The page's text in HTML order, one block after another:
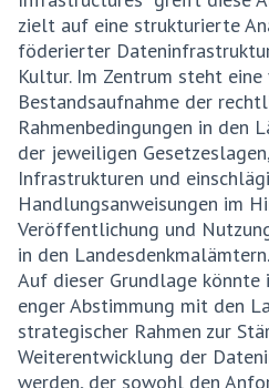
zielt auf eine strukturierte
föderierter
Kultur. Im Zentrum steht
Bestandsaufnahme der
Rahmenbedingungen in den
der jeweiligen
Infrastrukturen und
Handlungsanweisungen im
Veröffentlichung und
in den Landesdenkmalämtern.
Auf dieser Grundlage könnte
enger Abstimmung mit den
strategischer Rahmen zur
Weiterentwicklung der
werden, der sowohl den